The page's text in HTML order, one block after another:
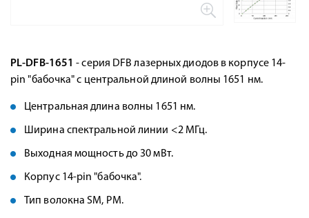
PL-DFB-1651 - серия DFB лазерных диодов в корпусе 14-
pin "бабочка" с центральной длиной волны 1651 нм.
Центральная длина волны 1651 нм.
Ширина спектральной линии <2 МГц.
Выходная мощность до 30 мВт.
Корпус 14-pin "бабочка".
Тип волокна SM, PM.